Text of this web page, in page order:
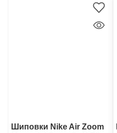
Шиповки Nike Air Zoom